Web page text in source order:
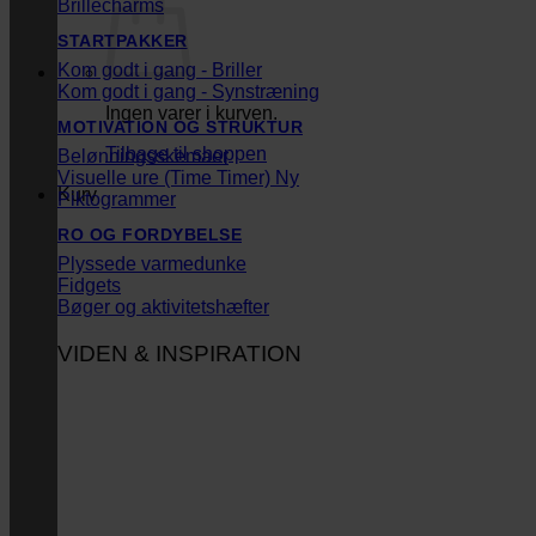
Ingen varer i kurven.
Tilbage til shoppen
Kurv
Brillecharms
STARTPAKKER
Kom godt i gang - Briller
Kom godt i gang - Synstræning
MOTIVATION OG STRUKTUR
Belønningsskemaer
Visuelle ure (Time Timer)
Piktogrammer
RO OG FORDYBELSE
Plyssede varmedunke
Fidgets
Bøger og aktivitetshæfter
VIDEN & INSPIRATION